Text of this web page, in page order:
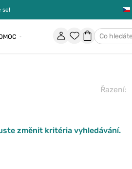
se!
ÚčetOblíbené
Nákupní
Řazení:
změnit kritéria vyhledávání.